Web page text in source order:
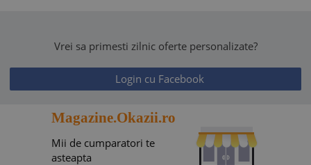
Vrei sa primesti zilnic oferte personalizate?
Login cu Facebook
Magazine.Okazii.ro
Mii de cumparatori te
asteapta